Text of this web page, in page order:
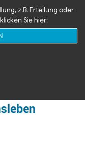
z.B. Erteilung oder
Sie hier: